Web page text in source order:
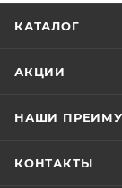
КАТАЛОГ
АКЦИИ
НАШИ
КОНТАКТЫ